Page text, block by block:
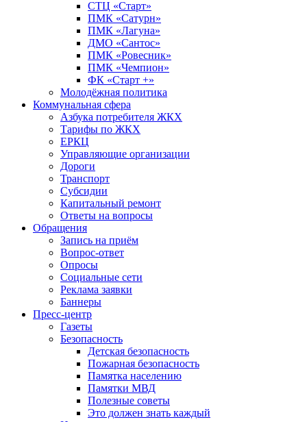
СТЦ «Старт»
ПМК «Сатурн»
ПМК «Лагуна»
ДМО «Сантос»
ПМК «Ровесник»
ПМК «Чемпион»
ФК «Старт +»
Молодёжная политика
Коммунальная сфера
Азбука потребителя ЖКХ
Тарифы по ЖКХ
ЕРКЦ
Управляющие организации
Дороги
Транспорт
Субсидии
Капитальный ремонт
Ответы на вопросы
Обращения
Запись на приём
Вопрос-ответ
Опросы
Социальные сети
Реклама заявки
Баннеры
Пресс-центр
Газеты
Безопасность
Детская безопасность
Пожарная безопасность
Памятка населению
Памятки МВД
Полезные советы
Это должен знать каждый